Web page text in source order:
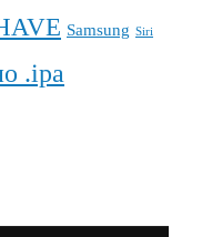
Samsung Siri
.ipa